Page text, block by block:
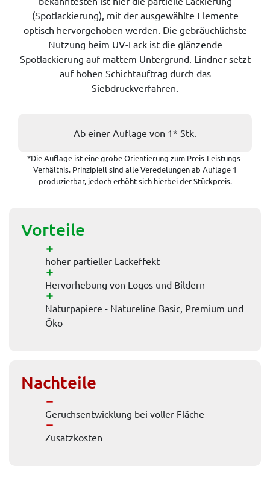
(Spotlackierung), mit der ausgewählte Elemente
optisch hervorgehoben werden. Die gebräuchlichste
Nutzung beim UV-Lack ist die glänzende
Spotlackierung auf mattem Untergrund. Lindner setzt
auf hohen Schichtauftrag durch das
Siebdruckverfahren.
Ab einer Auflage von 1* Stk.
*Die Auflage ist eine grobe Orientierung zum Preis-Leistungs-
Verhältnis. Prinzipiell sind alle Veredelungen ab Auflage 1
produzierbar, jedoch erhöht sich hierbei der Stückpreis.
Vorteile
hoher partieller Lackeffekt
Hervorhebung von Logos und Bildern
Naturpapiere - Natureline Basic, Premium und
Öko
Nachteile
Geruchsentwicklung bei voller Fläche
Zusatzkosten